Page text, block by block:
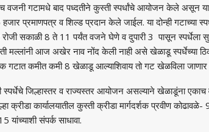
गटामधे बाद पध्दतीने कुस्ती स्पर्धांचे आयोजन केले असून या
प्रमाणपत्र व शिल्ड प्रदान केले जाईल. या दोन्ही गटाच्या
सकाळी 8 ते 11 पर्यंत वजने घेणे व दुपारी 3 पासून स्पर्धेला
मल्लांनी आज अखेर नाव नोंद केली नाही असे खेळाडू स्पर्धेच्या
गटात कमीत कमी 8 खेळाडू आल्याशिवाय तो गट खेळविला जाणार
जिल्हास्तर व राज्यस्तर आयोजन असल्याने खेळाडूंना एकाच
क्रीडा कार्यालयातील कुस्ती क्रीडा मार्गदर्शक प्रवीण
संपर्क साधावा.